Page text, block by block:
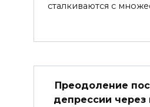
сталкиваются с
Преодоление
депрессии